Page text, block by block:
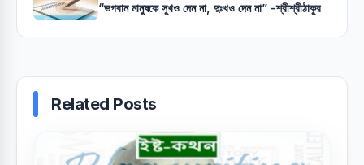
“ভগবান মানুষকে সুখও দেন না, দুঃখও দেন না” -শ্রীশ্রীঠাকুর
Related Posts